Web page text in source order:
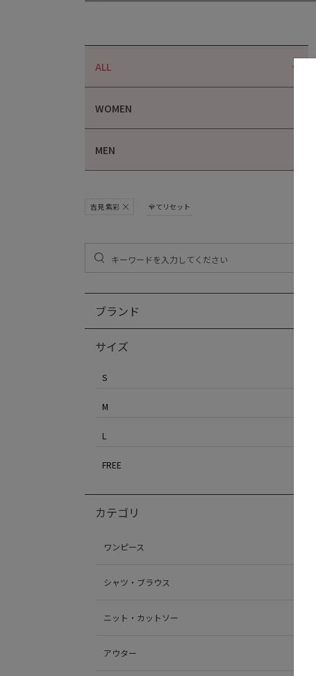
ALL
WOMEN
MEN
吉見 紫彩 全てリセット
ブランド
サイズ
S
M
L
FREE
カテゴリ
ワンピース
シャツ・ブラウス
ニット・カットソー
アウター